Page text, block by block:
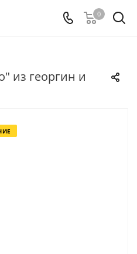
0
из георгин и